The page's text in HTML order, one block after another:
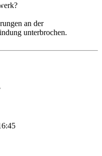
an der
unterbrochen.